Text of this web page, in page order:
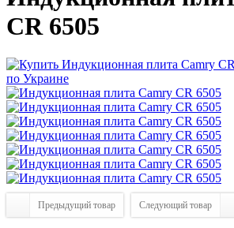
CR 6505
Предыдущий товар Следующий товар